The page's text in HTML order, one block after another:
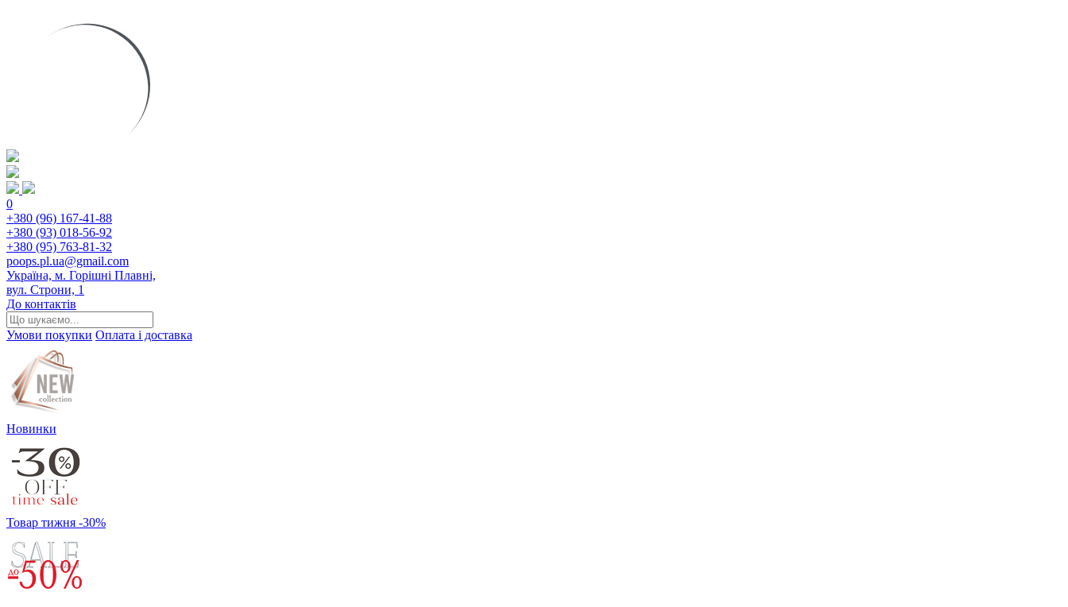
0
+380 (96) 167-41-88
+380 (93) 018-56-92
+380 (95) 763-81-32
poops.pl.ua@gmail.com
Україна, м. Горішні Плавні,
вул. Строни, 1
До контактів
Умови покупки Оплата і доставка
Новинки
Товар тижня -30%